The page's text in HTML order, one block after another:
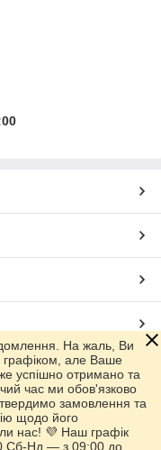
На жаль, Ви
графіком, але Ваше
успішно отримано та
час ми обов'язково
замовлення та
щодо його
нас! 💜 Наш графік
Сб-Нд — з 09:00 до